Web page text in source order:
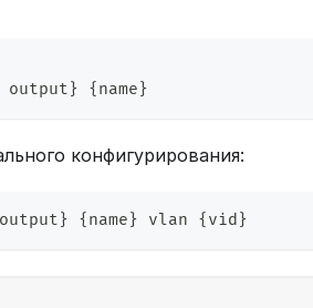
{name}
конфигурирования:
{name} vlan {vid}